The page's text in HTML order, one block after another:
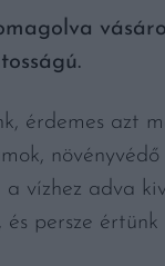
érdemes azt
vízhez adva
persze